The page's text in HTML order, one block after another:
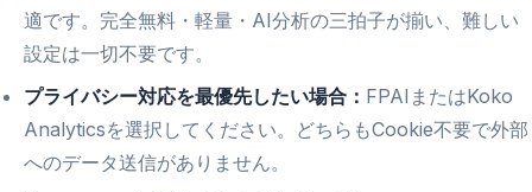
適です。完全無料・軽量・AI分析の三拍子が揃い、難しい
設定は一切不要です。
プライバシー対応を最優先したい場合： FPAIまたはKoko
Analyticsを選択してください。どちらもCookie不要で外部
へのデータ送信がありません。